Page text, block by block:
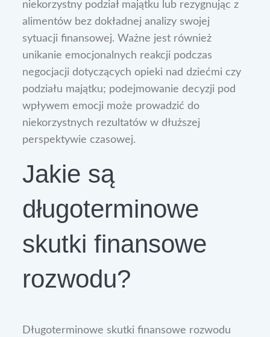
niekorzystny podział majątku lub rezygnując z
alimentów bez dokładnej analizy swojej
sytuacji finansowej. Ważne jest również
unikanie emocjonalnych reakcji podczas
negocjacji dotyczących opieki nad dziećmi czy
podziału majątku; podejmowanie decyzji pod
wpływem emocji może prowadzić do
niekorzystnych rezultatów w dłuższej
perspektywie czasowej.
Jakie są
długoterminowe
skutki finansowe
rozwodu?
Długoterminowe skutki finansowe rozwodu